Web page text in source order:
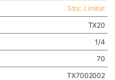
Stoc Limitat
TX20
1/4
70
TX7002002